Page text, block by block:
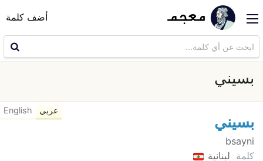
أضف كلمة
بسيني
بسيني
bsayni
كلمة لبنانية
عربي English